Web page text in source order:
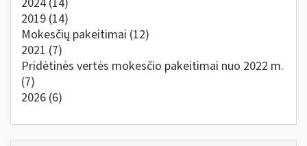
2019 (14)
Mokesčių pakeitimai (12)
2021 (7)
Pridėtinės vertės mokesčio pakeitimai nuo 2022 m.
(7)
2026 (6)